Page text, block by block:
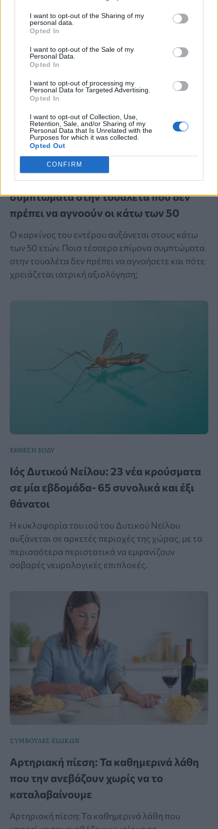
I want to opt-out of the Sharing of my
personal data.
Opted In
I want to opt-out of the Sale of my
Personal Data.
Opted In
I want to opt-out of processing my
Personal Data for Targeted Advertising.
Opted In
I want to opt-out of Collection, Use,
Retention, Sale, and/or Sharing of my
Personal Data that Is Unrelated with the
Purposes for which it was collected.
Opted Out
CONFIRM
ΣΥΜΠΤΩΜΑΤΟΛΟΓΙΑ
Καρκίνος του εντέρου στους νέους: 4
συμπτώματα στην τουαλέτα που δεν
πρέπει να αγνοούν οι κάτω των 50
Ο καρκίνος του εντέρου αυξάνεται στους κάτω
των 50 ετών. Ποια τέσσερα επίμονα συμπτώματα
στην τουαλέτα δεν πρέπει να αγνοήσετε και πότε
χρειάζεται ιατρική αξιολόγηση;
ΕΚΘΕΣΗ ΕΟΔΥ
Ιός Δυτικού Νείλου: 23 νέα κρούσματα
σε μία εβδομάδα- 65 συνολικά και έξι
θάνατοι
Η κυκλοφορία του ιού του Δυτικού Νείλου
αυξάνεται σε αρκετές περιοχές της χώρας, με τα
περισσότερα περιστατικά να εμφανίζουν
σοβαρές νευρολογικές επιπλοκές.
ΣΥΜΒΟΥΛΕΣ ΕΙΔΙΚΩΝ
Αρτηριακή πίεση: Τα καθημερινά λάθη
που την ανεβάζουν χωρίς να το
καταλαβαίνουμε
Αρτηριακή πίεση: Τα καθημερινά λάθη που